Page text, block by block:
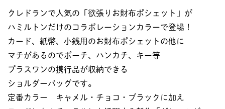
クレドランで人気の「欲張りお財布ポシェット」が
ハミルトンだけのコラボレーションカラーで登場！
カード、紙幣、小銭用のお財布ポシェットの他に
マチがあるのでポーチ、ハンカチ、キー等
プラスワンの携行品が収納できる
ショルダーバッグです。
定番カラー キャメル・チョコ・ブラックに加え